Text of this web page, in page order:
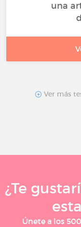
una
Ver más
¿Te
Únete a los